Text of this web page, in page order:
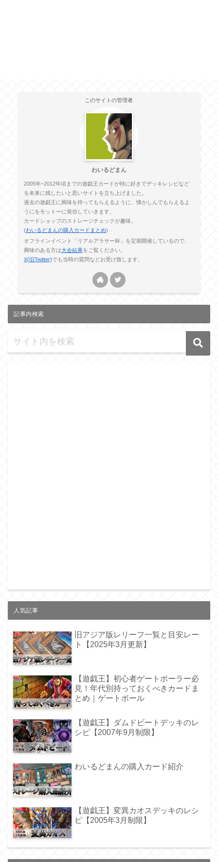
このサイトの管理者
わいるどまん
2005年~2012年頃までの遊戯王カードが特に好きでデッキレシピなど
を未来に残したいと思いサイトを立ち上げました。
過去の遊戯王に興味を持ってもらえるように、懐かしんでもらえるよ
うにをモットーに発信していきます。
カードショップのストレージチェックが趣味。
(わいるどまんの購入カードまとめ)
オフラインイベント「リアルアラサー杯」を定期開催しているので、
興味のある方は大会結果をご覧ください。
X(旧Twitter)でも当時の質問などお受け致します。
記事内検索
人気記事
旧アジア版レリーフ一覧と目安レー
ト【2025年3月更新】
【遊戯王】初心者ゲートボーラー必
見！年代別持っておくべきカードま
とめ｜ゲートボール
【遊戯王】ダムドビートデッキのレ
シピ【2007年9月制限】
わいるどまんの購入カード紹介
【遊戯王】変異カオスデッキのレシ
ピ【2005年3月制限】